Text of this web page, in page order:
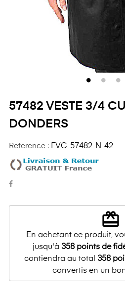
57482 VESTE 3/4
DONDERS
Reference : FVC-57482-N-42
redeem
En achetant ce produit,
jusqu'à 358points de
contiendra au total 358
convertis en un